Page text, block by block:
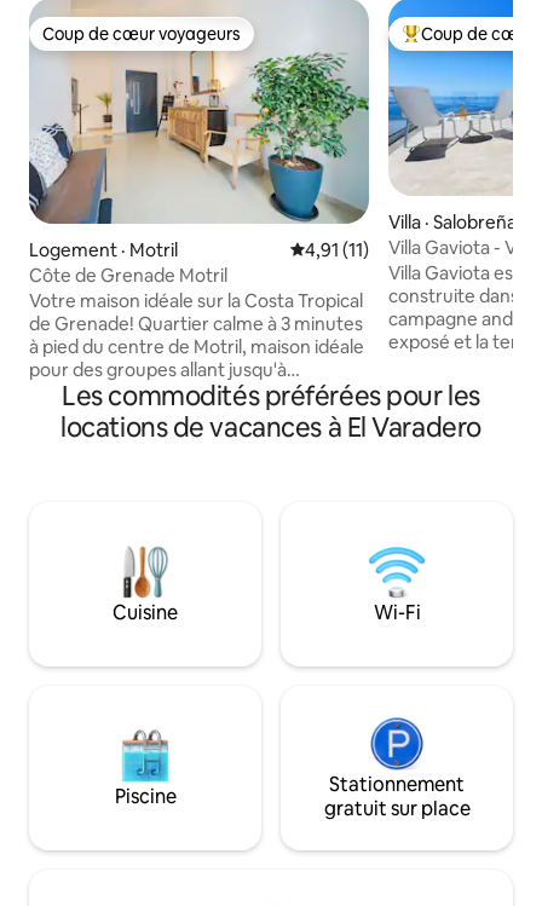
Coup de cœur voyageurs
Coup de cœur voyageurs
Logement · Motril Note moyenne de 4,91 sur 5,
4,91 (11)
Côte de Grenade Motril
Votre maison idéale sur la Costa Tropical
de Grenade! Quartier calme à 3 minutes
à pied du centre de Motril, maison idéale
pour des groupes allant jusqu'à
8 personnes, dotée de 2 chambres avec
lit double et de 2 chambres avec 2 lits
simples, de 2 salles de bain, d'une cuisine
1 heure de la Sierra Nevada ! Idéal pour
des vacances en famille ou pour les
voyageurs qui souhaitent découvrir le
sud de l'Espagne en tout confort.
Coup de cœur
Coup de cœur
Villa · Salobreña
Villa Gaviota -
Villa Gaviota est
construite dans
campagne
exposé et la
éléments
entièrement
d'une nouvelle
Veuillez consulter
excellentes
https://
Les commodités préférées pour les
locations de vacances à El Varadero
Cuisine Wi-Fi
Piscine
Stationnement
gratuit sur place